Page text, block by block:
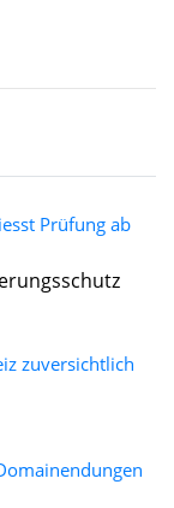
Prüfung ab
zuversichtlich